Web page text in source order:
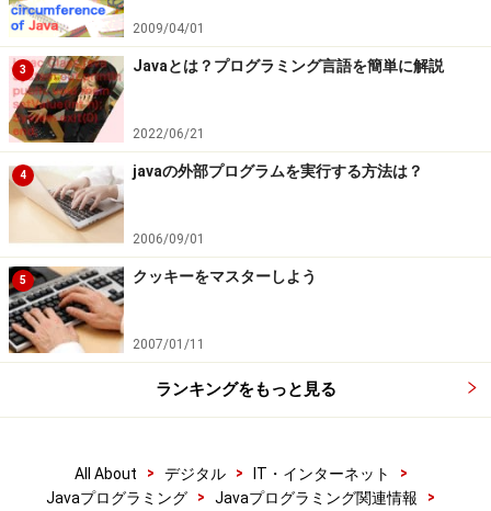
2009/04/01
3 Javaとは？プログラミング言語を簡単に解説
2022/06/21
4 javaの外部プログラムを実行する方法は？
2006/09/01
5 クッキーをマスターしよう
2007/01/11
ランキングをもっと見る
All About > デジタル > IT・インターネット
>
Javaプログラミング
> Javaプログラミング関連情報
>